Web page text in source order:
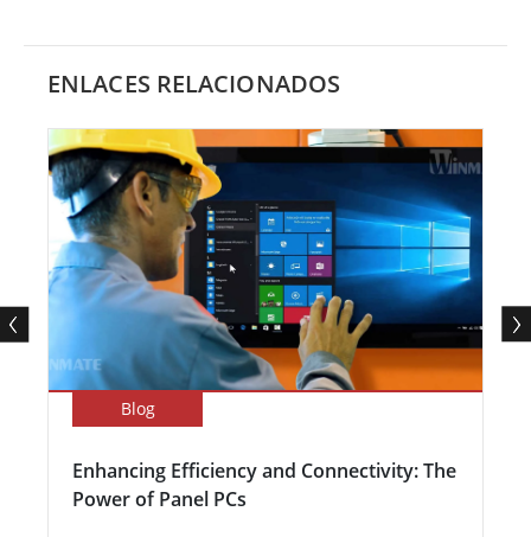
ENLACES RELACIONADOS
Blog
Enhancing Efficiency and Connectivity: The
Power of Panel PCs